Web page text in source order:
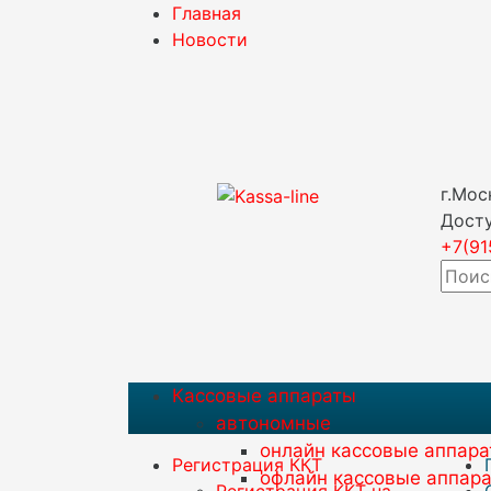
Главная
Новости
Кассовые аппараты
автономные
онлайн кассовые
офлайн кассовые
Регистрация ККТ